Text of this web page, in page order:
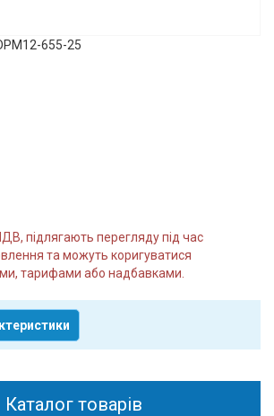
655-25
підлягають перегляду під час
та можуть коригуватися
тарифами або надбавками.
Каталог товарів